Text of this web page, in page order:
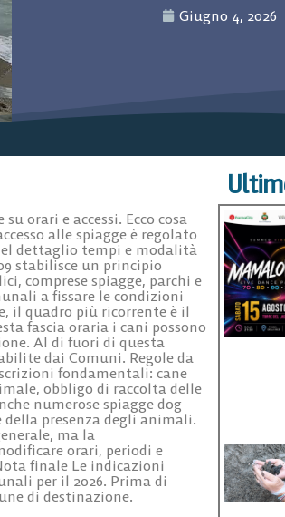
Giugno 4, 2026
orari e accessi. Ecco cosa
alle spiagge è regolato
dettaglio tempi e modalità
stabilisce un principio
comprese spiagge, parchi e
a fissare le condizioni
il quadro più ricorrente è il
fascia oraria i cani possono
Al di fuori di questa
dai Comuni. Regole da
fondamentali: cane
obbligo di raccolta delle
numerose spiagge dog
presenza degli animali.
ma la
orari, periodi e
finale Le indicazioni
per il 2026. Prima di
di destinazione.